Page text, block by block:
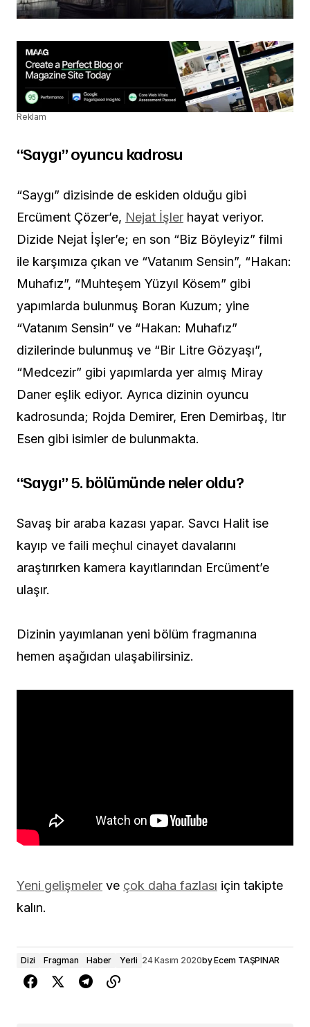
Reklam
“Saygı” oyuncu kadrosu
“Saygı” dizisinde de eskiden olduğu gibi
Ercüment Çözer’e, Nejat İşler hayat veriyor.
Dizide Nejat İşler’e; en son “Biz Böyleyiz” filmi
ile karşımıza çıkan ve “Vatanım Sensin”, “Hakan:
Muhafız”, “Muhteşem Yüzyıl Kösem” gibi
yapımlarda bulunmuş Boran Kuzum; yine
“Vatanım Sensin” ve “Hakan: Muhafız”
dizilerinde bulunmuş ve “Bir Litre Gözyaşı”,
“Medcezir” gibi yapımlarda yer almış Miray
Daner eşlik ediyor. Ayrıca dizinin oyuncu
kadrosunda; Rojda Demirer, Eren Demirbaş, Itır
Esen gibi isimler de bulunmakta.
“Saygı” 5. bölümünde neler oldu?
Savaş bir araba kazası yapar. Savcı Halit ise
kayıp ve faili meçhul cinayet davalarını
araştırırken kamera kayıtlarından Ercüment’e
ulaşır.
Dizinin yayımlanan yeni bölüm fragmanına
hemen aşağıdan ulaşabilirsiniz.
Yeni gelişmeler ve çok daha fazlası için takipte
kalın.
Dizi Fragman Haber Yerli 24 Kasım 2020byEcem TAŞPINAR